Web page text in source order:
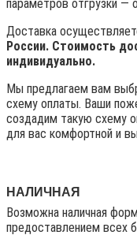
параметров отгрузки —
Доставка
России. Стоимость
индивидуально.
Мы предлагаем вам
схему оплаты. Ваши
создадим такую схему
для вас комфортной и
НАЛИЧНАЯ
Возможна наличная
предоставлением всех